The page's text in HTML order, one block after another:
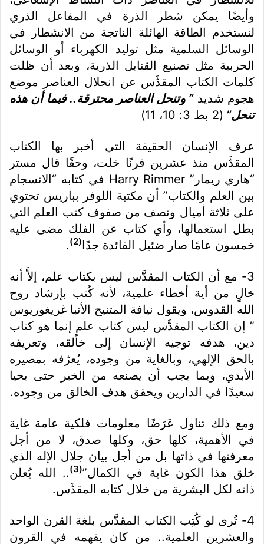
وأيضًا يمكن شطر الذرة في المفاعل الذري
لنستخدم الطاقة الهائلة الناتجة من الانشطار في
الوسائل السلمية مثل توليد الكهرباء أو الوسائل
الحربية مثل تصنيع القنابل الذرية، وبعد أن ظلت
كلمات الكتاب المقدَّس عن انحلال العناصر موضع
هجوم شديد” وتنحل العناصر محترقة.. فبما أن هذه
تنحل” (2 بط 3: 10، 11)
عرف الإنسان الحقيقة التي أخبر بها الكتاب
المقدَّس منذ عشرين قرنًا خلت، وحقًا قال مستر
“هاري ريمار” Harry Rimmer في كتابه “الانسجام
بين العلم والكتاب” أن مكتبة اللوفر بباريس تحتوي
على ثلاثة أميال ونصف من صفوف كتب العلم التي
بطل استعمالها، وأي كتاب عن الفلك مضى عليه
خمسون عامًا صار ضئيل الفائدة جدًا(2)
.
3- مع أن الكتاب المقدَّس ليس بكتاب علم، إلاَّ أنه
خالٍ من أية أخطاء علمية، لأنه كُتب بإرشاد روح
الله القدوس، ويقول نيافة المتنيح الأنبا غريغوريوس
” إن الكتاب المقدَّس ليس كتاب علمٍ إنما هو كتاب
دين، هدفه توجيه الإنسان إلى خالقه، وتعريفه
بالحق الإلهي، وبالغاية من وجوده، يُعرّفه بمصيره
الأبدي، وبما يجب أن يصنعه من الخير حتى يحيا
سعيدًا في الدارين ويحقق هدف الخالق من وجوده.
ومع ذلك تناول عَرَضًا معلومات فلكية عامة غاية
في الأهمية، كلها حق، وكلها صدق، لا من أجل
معرفتها في ذاتها بل من أجل بيان جلال الإله الذي
خلق هذا الكون غاية في الكمال”(3)
.. الله يُعلن
ذاته لكل البشرية من خلال كتابه المقدَّس.
4- تُرى لو كُتِب الكتاب المقدَّس بلغة القرن الواحد
والعشرين العلمية.. من كان يفهمه في القرون